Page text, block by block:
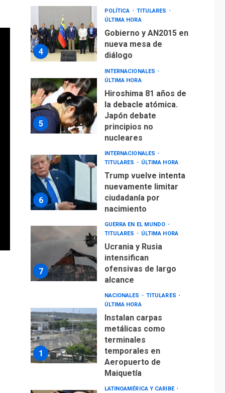
4
POLÍTICA
TITULARES
ÚLTIMA HORA
Gobierno y AN2015 en
nueva mesa de
diálogo
5
INTERNACIONALES
ÚLTIMA HORA
Hiroshima 81 años de
la debacle atómica.
Japón debate
principios no
nucleares
6
INTERNACIONALES
TITULARES
ÚLTIMA HORA
Trump vuelve intenta
nuevamente limitar
ciudadanía por
nacimiento
7
GUERRA EN EL MUNDO
TITULARES
ÚLTIMA HORA
Ucrania y Rusia
intensifican
ofensivas de largo
alcance
1
NACIONALES
TITULARES
ÚLTIMA HORA
Instalan carpas
metálicas como
terminales
temporales en
Aeropuerto de
Maiquetía
LATINOAMÉRICA Y CARIBE